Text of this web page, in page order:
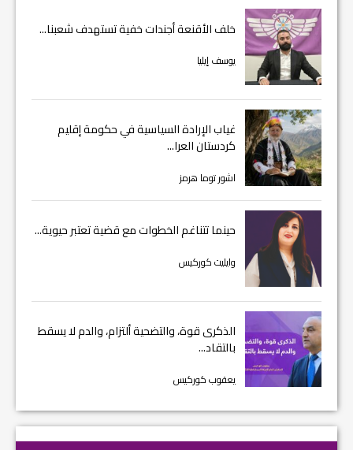
خلف الأقنعة أجندات خفية تستهدف شعبنا...
يوسف إيليا
غياب الإرادة السياسية في حكومة إقليم
كردستان العرا...
اشور توما هرمز
حينما تتناغم الخطوات مع قضية تعتبر حيوية...
وايليت كوركيس
الذكرى قوة، والتضحية ألتزام، والدم لا يسقط
بالتقاد...
يعقوب كوركيس